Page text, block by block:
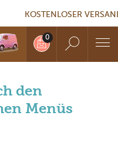
KOSTENLOSER
den
Menüs